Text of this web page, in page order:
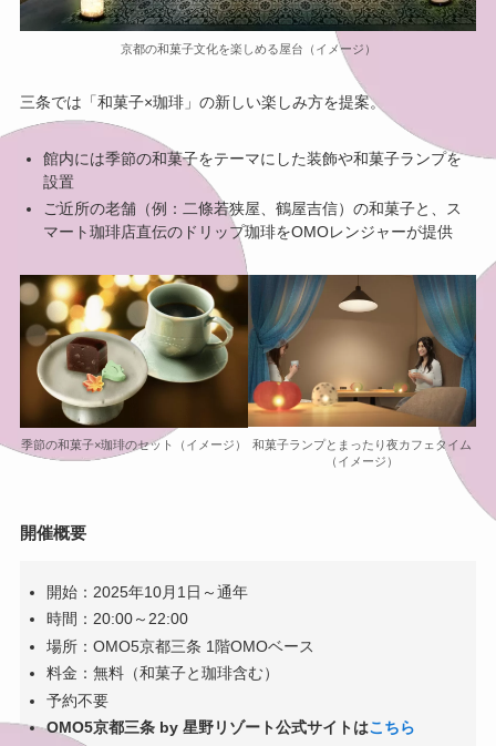
京都の和菓子文化を楽しめる屋台（イメージ）
三条では「和菓子×珈琲」の新しい楽しみ方を提案。
館内には季節の和菓子をテーマにした装飾や和菓子ランプを
設置
ご近所の老舗（例：二條若狭屋、鶴屋吉信）の和菓子と、ス
マート珈琲店直伝のドリップ珈琲をOMOレンジャーが提供
季節の和菓子×珈琲のセット（イメージ）
和菓子ランプとまったり夜カフェタイム
（イメージ）
開催概要
開始：2025年10月1日～通年
時間：20:00～22:00
場所：OMO5京都三条 1階OMOベース
料金：無料（和菓子と珈琲含む）
予約不要
OMO5京都三条 by 星野リゾート公式サイトはこちら